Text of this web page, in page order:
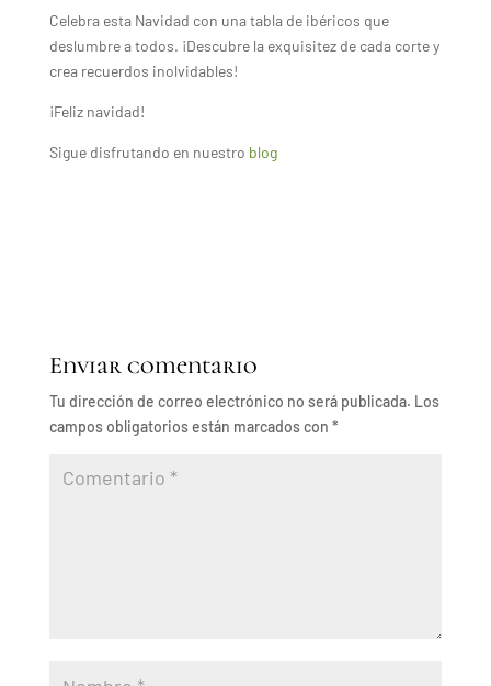
Celebra esta Navidad con una tabla de ibéricos que
deslumbre a todos. ¡Descubre la exquisitez de cada corte y
crea recuerdos inolvidables!
¡Feliz navidad!
Sigue disfrutando en nuestro blog
Enviar comentario
Tu dirección de correo electrónico no será publicada. Los
campos obligatorios están marcados con *